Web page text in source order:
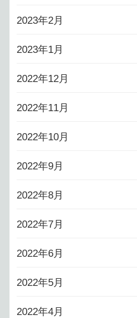
2023年2月
2023年1月
2022年12月
2022年11月
2022年10月
2022年9月
2022年8月
2022年7月
2022年6月
2022年5月
2022年4月